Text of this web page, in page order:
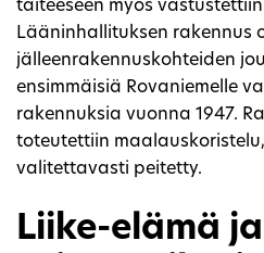
taiteeseen myös
Lääninhallituksen rakennus
jälleenrakennuskohteiden
ensimmäisiä Rovaniemelle
rakennuksia vuonna 1947.
toteutettiin
valitettavasti peitetty.
Liike-elämä